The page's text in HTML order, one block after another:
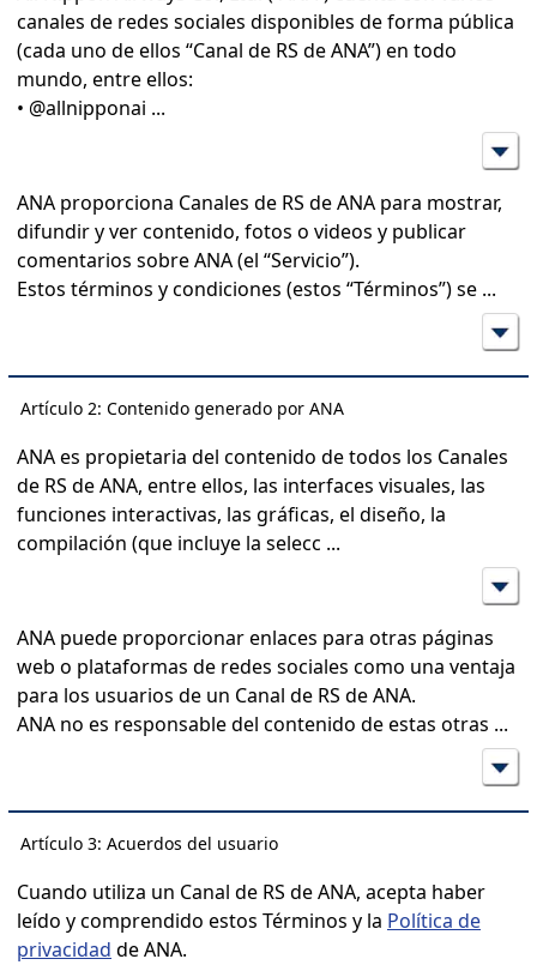
canales de redes sociales disponibles de forma pública
(cada uno de ellos “Canal de RS de ANA”) en todo
mundo, entre ellos:
• @allnipponai ...
ANA proporciona Canales de RS de ANA para mostrar,
difundir y ver contenido, fotos o videos y publicar
comentarios sobre ANA (el “Servicio”).
Estos términos y condiciones (estos “Términos”) se ...
Artículo 2: Contenido generado por ANA
ANA es propietaria del contenido de todos los Canales
de RS de ANA, entre ellos, las interfaces visuales, las
funciones interactivas, las gráficas, el diseño, la
compilación (que incluye la selecc ...
ANA puede proporcionar enlaces para otras páginas
web o plataformas de redes sociales como una ventaja
para los usuarios de un Canal de RS de ANA.
ANA no es responsable del contenido de estas otras ...
Artículo 3: Acuerdos del usuario
Cuando utiliza un Canal de RS de ANA, acepta haber
leído y comprendido estos Términos y la Política de
privacidad de ANA.